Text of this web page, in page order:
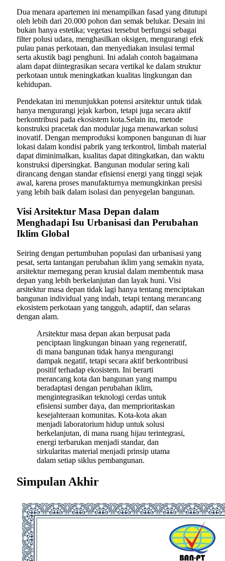
Dua menara apartemen ini menampilkan fasad yang ditutupi
oleh lebih dari 20.000 pohon dan semak belukar. Desain ini
bukan hanya estetika; vegetasi tersebut berfungsi sebagai
filter polusi udara, menghasilkan oksigen, mengurangi efek
pulau panas perkotaan, dan menyediakan insulasi termal
serta akustik bagi penghuni. Ini adalah contoh bagaimana
alam dapat diintegrasikan secara vertikal ke dalam struktur
perkotaan untuk meningkatkan kualitas lingkungan dan
kehidupan.
Pendekatan ini menunjukkan potensi arsitektur untuk tidak
hanya mengurangi jejak karbon, tetapi juga secara aktif
berkontribusi pada ekosistem kota.Selain itu, metode
konstruksi pracetak dan modular juga menawarkan solusi
inovatif. Dengan memproduksi komponen bangunan di luar
lokasi dalam kondisi pabrik yang terkontrol, limbah material
dapat diminimalkan, kualitas dapat ditingkatkan, dan waktu
konstruksi dipersingkat. Bangunan modular sering kali
dirancang dengan standar efisiensi energi yang tinggi sejak
awal, karena proses manufakturnya memungkinkan presisi
yang lebih baik dalam isolasi dan penyegelan bangunan.
Visi Arsitektur Masa Depan dalam
Menghadapi Isu Urbanisasi dan Perubahan
Iklim Global
Seiring dengan pertumbuhan populasi dan urbanisasi yang
pesat, serta tantangan perubahan iklim yang semakin nyata,
arsitektur memegang peran krusial dalam membentuk masa
depan yang lebih berkelanjutan dan layak huni. Visi
arsitektur masa depan tidak lagi hanya tentang menciptakan
bangunan individual yang indah, tetapi tentang merancang
ekosistem perkotaan yang tangguh, adaptif, dan selaras
dengan alam.
Arsitektur masa depan akan berpusat pada
penciptaan lingkungan binaan yang regeneratif,
di mana bangunan tidak hanya mengurangi
dampak negatif, tetapi secara aktif berkontribusi
positif terhadap ekosistem. Ini berarti
merancang kota dan bangunan yang mampu
beradaptasi dengan perubahan iklim,
mengintegrasikan teknologi cerdas untuk
efisiensi sumber daya, dan memprioritaskan
kesejahteraan komunitas. Kota-kota akan
menjadi laboratorium hidup untuk solusi
berkelanjutan, di mana ruang hijau terintegrasi,
energi terbarukan menjadi standar, dan
sirkularitas material menjadi prinsip utama
dalam setiap siklus pembangunan.
Simpulan Akhir